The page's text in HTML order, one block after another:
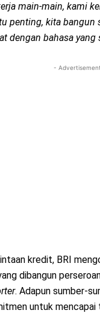
main-main, kami
penting, kita bangun
dengan bahasa yang
-
kredit, BRI
dibangun
. Adapun sumber-
untuk